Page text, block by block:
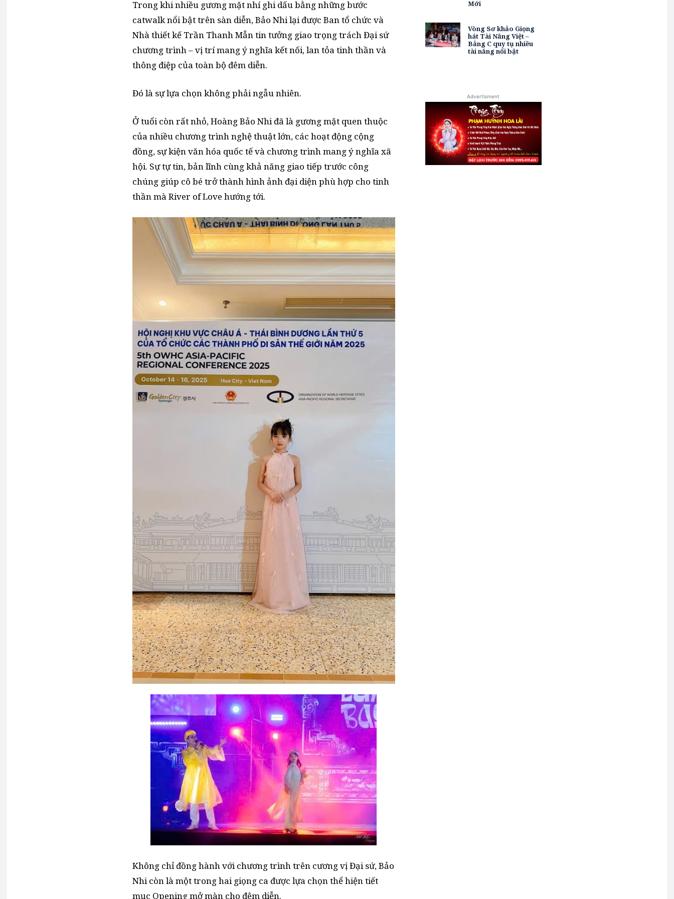
Trong khi nhiều gương mặt nhí ghi dấu bằng những bước
catwalk nổi bật trên sàn diễn, Bảo Nhi lại được Ban tổ chức và
Nhà thiết kế Trần Thanh Mẫn tin tưởng giao trọng trách Đại sứ
chương trình – vị trí mang ý nghĩa kết nối, lan tỏa tinh thần và
thông điệp của toàn bộ đêm diễn.
Đó là sự lựa chọn không phải ngẫu nhiên.
Ở tuổi còn rất nhỏ, Hoàng Bảo Nhi đã là gương mặt quen thuộc
của nhiều chương trình nghệ thuật lớn, các hoạt động cộng
đồng, sự kiện văn hóa quốc tế và chương trình mang ý nghĩa xã
hội. Sự tự tin, bản lĩnh cùng khả năng giao tiếp trước công
chúng giúp cô bé trở thành hình ảnh đại diện phù hợp cho tinh
thần mà River of Love hướng tới.
Không chỉ đồng hành với chương trình trên cương vị Đại sứ, Bảo
Nhi còn là một trong hai giọng ca được lựa chọn thể hiện tiết
mục Opening mở màn cho đêm diễn.
Mới
Vòng Sơ khảo Giọng
hát Tài Năng Việt –
Bảng C quy tụ nhiều
tài năng nổi bật
Advertisment